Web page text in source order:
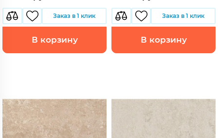
Заказ в 1 клик
В корзину
Заказ в 1 клик
В корзину